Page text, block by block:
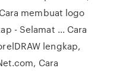
membuat logo
- Selamat ... Cara
lengkap,
Cara